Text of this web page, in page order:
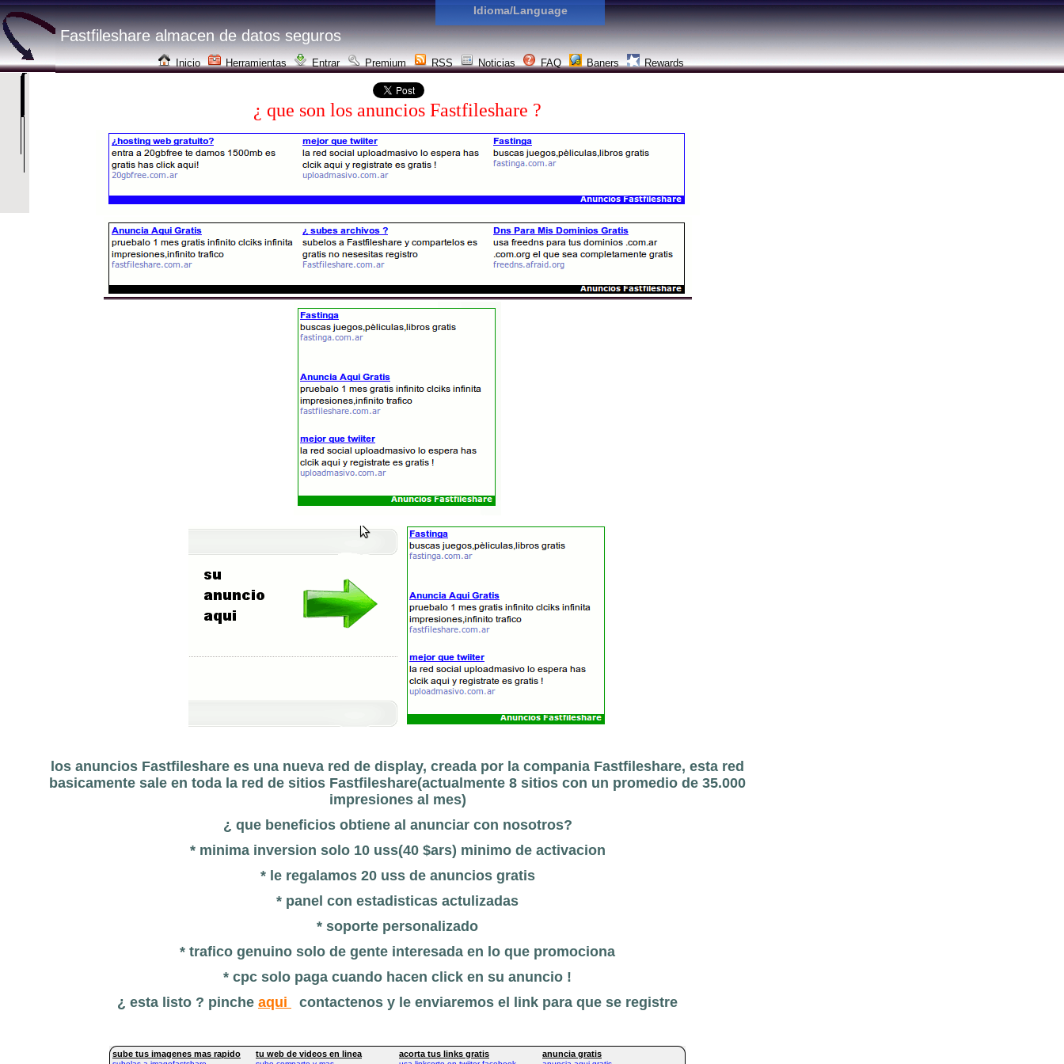
Inicio Herramientas Entrar Premium RSS Noticias FAQ Baners Rewards
Idioma/Language
Fastfileshare almacen de datos seguros
¿ que son los anuncios Fastfileshare ?
los anuncios Fastfileshare es una nueva red de display, creada por la compania Fastfileshare, esta red
basicamente sale en toda la red de sitios Fastfileshare(actualmente 8 sitios con un promedio de 35.000
impresiones al mes)
¿ que beneficios obtiene al anunciar con nosotros?
* minima inversion solo 10 uss(40 $ars) minimo de activacion
* le regalamos 20 uss de anuncios gratis
* panel con estadisticas actulizadas
* soporte personalizado
* trafico genuino solo de gente interesada en lo que promociona
* cpc solo paga cuando hacen click en su anuncio !
¿ esta listo ? pinche aqui contactenos y le enviaremos el link para que se registre